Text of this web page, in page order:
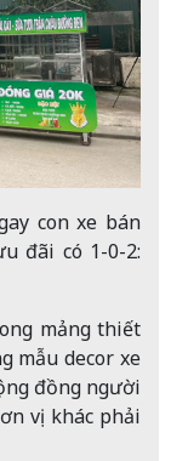
con xe bán
đãi có 1-0-2:
mảng thiết
mẫu decor xe
đồng người
vị khác phải